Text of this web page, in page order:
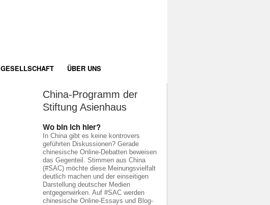
GESELLSCHAFT ÜBER UNS
China-Programm der
Stiftung Asienhaus
Wo bin ich hier?
In China gibt es keine kontrovers
geführten Diskussionen? Gerade
chinesische Online-Debatten beweisen
das Gegenteil. Stimmen aus China
(#SAC) möchte diese Meinungsvielfalt
deutlich machen und der einseitigen
Darstellung deutscher Medien
entgegenwirken. Auf #SAC werden
chinesische Online-Essays und Blog-